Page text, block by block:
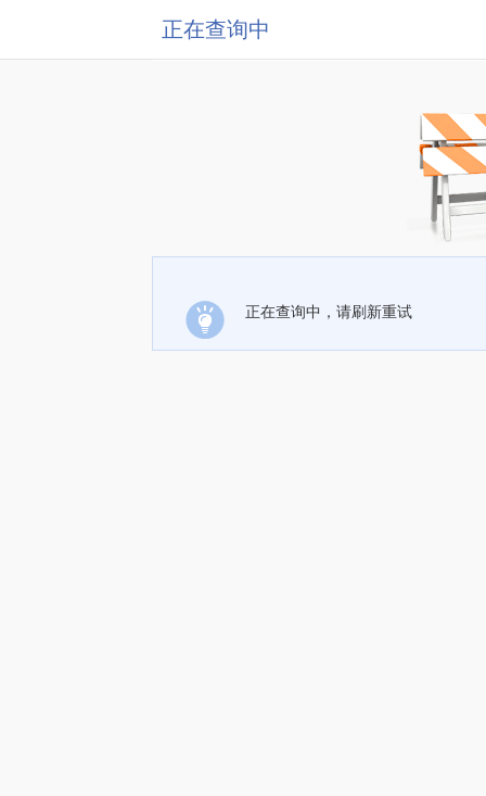
正在查询中
正在查询中，请刷新重试